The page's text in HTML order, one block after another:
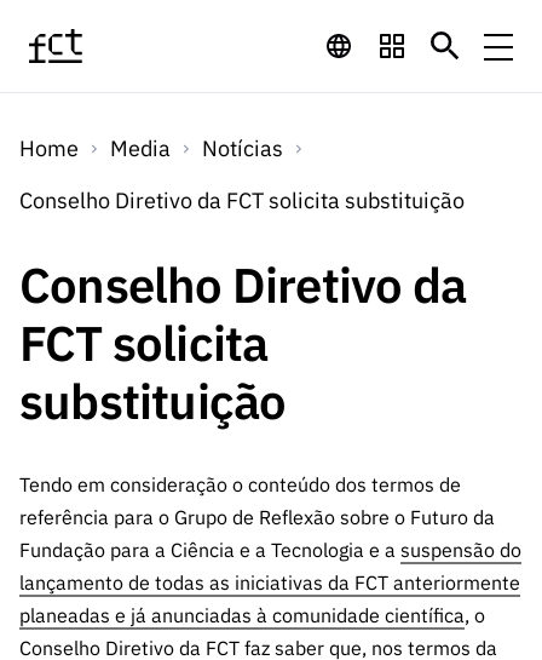
Financiamento
Programas de
Internacional
Prémios
LINKS
Bolsas
I&D
Instituiçõ
es de I&D
Infraestru
turas
Concursos
Concursos
Concursos Abertos
Concursos Previstos
Concursos Fechados
Concursos FCT 2026
LINKS
Projetos
I&D
Instituiçõ
es I&D
Infraestru
turas
Serviços
ServiçosServiços digitais:
Tecnologia para o
Conhecimento
Arquivo, Documentação
e Informação
Media
Notas de Imprensa
Newsletter
Agenda
RÁPIDOS
Media e
Identidade
de Marca
Subscrever
Sobre
SobreA FCT
Transparência
LINKS
RÁPIDOS
A FCT em
Home Media
Notícias
Conselho Diretivo da FCT solicita substituição
Conselho Diretivo da
FCT solicita
substituição
Tendo em consideração o conteúdo dos termos de
referência para o Grupo de Reflexão sobre o Futuro da
Fundação para a Ciência e a Tecnologia e a suspensão do
lançamento de todas as iniciativas da FCT anteriormente
planeadas e já anunciadas à comunidade científica, o
Conselho Diretivo da FCT faz saber que, nos termos da